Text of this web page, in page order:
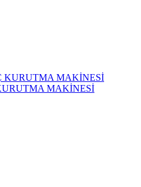
MAKİNESİ